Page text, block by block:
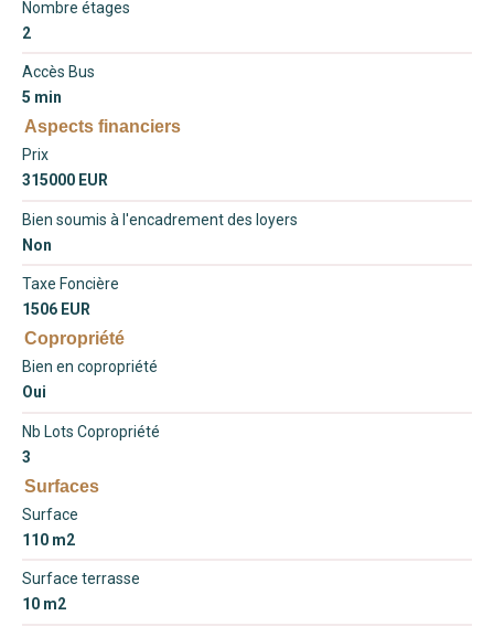
Nombre étages
2
Accès Bus
5 min
Aspects financiers
Prix
315000 EUR
Bien soumis à l'encadrement des loyers
Non
Taxe Foncière
1506 EUR
Copropriété
Bien en copropriété
Oui
Nb Lots Copropriété
3
Surfaces
Surface
110 m2
Surface terrasse
10 m2